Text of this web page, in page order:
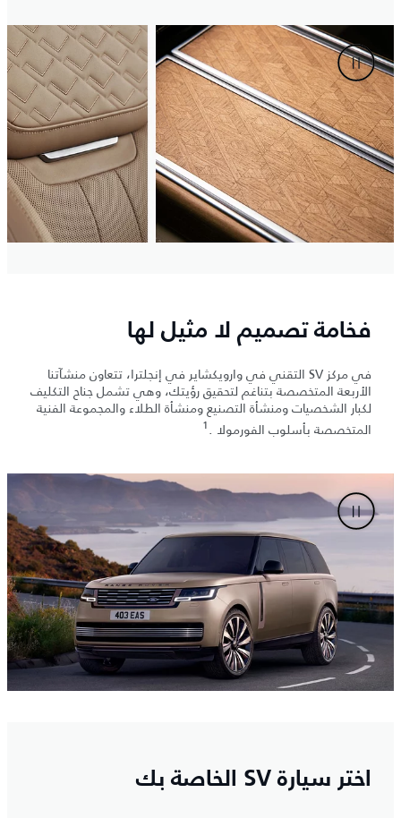
فخامة تصميم لا مثيل لها
في مركز SV التقني في وارويكشاير في إنجلترا، تتعاون منشآتنا
الأربعة المتخصصة بتناغم لتحقيق رؤيتك، وهي تشمل جناح التكليف
لكبار الشخصيات ومنشأة التصنيع ومنشأة الطلاء والمجموعة الفنية
المتخصصة بأسلوب الفورمولا .1
اختر سيارة SV الخاصة بك